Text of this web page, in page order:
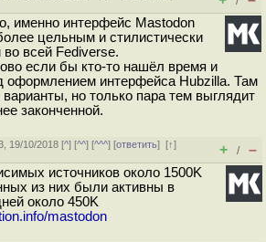
именно интерфейс Mastodon
цельным и стилистически
всей Fediverse.
если бы кто-то нашёл время и
оформлением интерфейса Hubzilla. Там
варианты, но только пара тем выглядит
законченной.
19/10/2018 [^] [^^] [^^^] [ответить][↑]
+ / –
источников около 1500K
из них были активны в
около 450K
mastodon